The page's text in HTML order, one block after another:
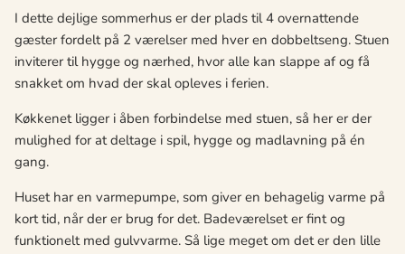
I dette dejlige sommerhus er der plads til 4 overnattende
gæster fordelt på 2 værelser med hver en dobbeltseng. Stuen
inviterer til hygge og nærhed, hvor alle kan slappe af og få
snakket om hvad der skal opleves i ferien.
Køkkenet ligger i åben forbindelse med stuen, så her er der
mulighed for at deltage i spil, hygge og madlavning på én
gang.
Huset har en varmepumpe, som giver en behagelig varme på
kort tid, når der er brug for det. Badeværelset er fint og
funktionelt med gulvvarme. Så lige meget om det er den lille